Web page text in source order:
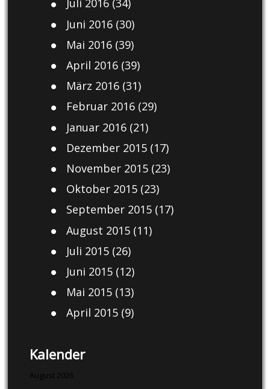
Juli 2016(34)
Juni 2016(30)
Mai 2016(39)
April 2016(39)
März 2016(31)
Februar 2016(29)
Januar 2016(21)
Dezember 2015(17)
November 2015(23)
Oktober 2015(23)
September 2015(17)
August 2015(11)
Juli 2015(26)
Juni 2015(12)
Mai 2015(13)
April 2015(9)
Kalender
August 2026